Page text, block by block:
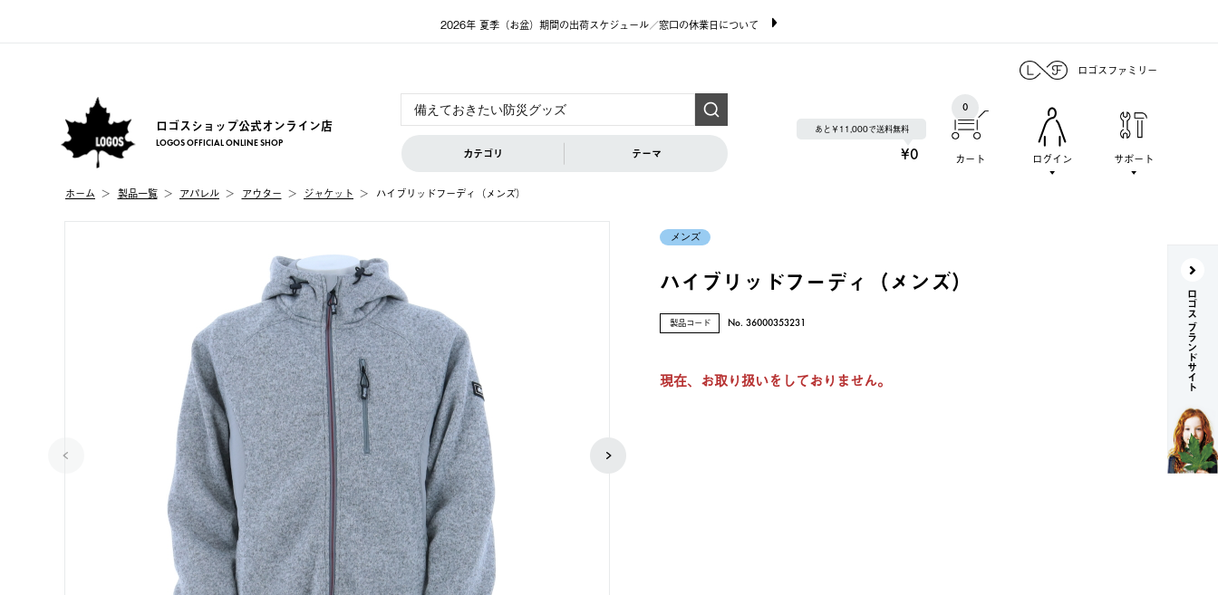
2026年 夏季（お盆）期間の出荷スケジュール／窓口の休業日について
ロゴスファミリー
ロゴスショップ公式オンライン店
LOGOS OFFICIAL ONLINE SHOP
カテゴリ テーマ
あと￥11,000で送料無料
¥0 カート
0
ログイン サポート
ホーム 製品⼀覧 アパレル アウター ジャケット ハイブリッドフーディ（メンズ）
メンズ
ハイブリッドフーディ（メンズ）
製品コード No. 36000353231
現在、お取り扱いをしておりません。 ロゴス ブランドサイト